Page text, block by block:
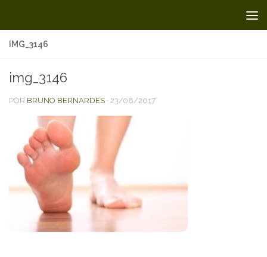
IMG_3146
img_3146
POR BRUNO BERNARDES · 23/08/2017